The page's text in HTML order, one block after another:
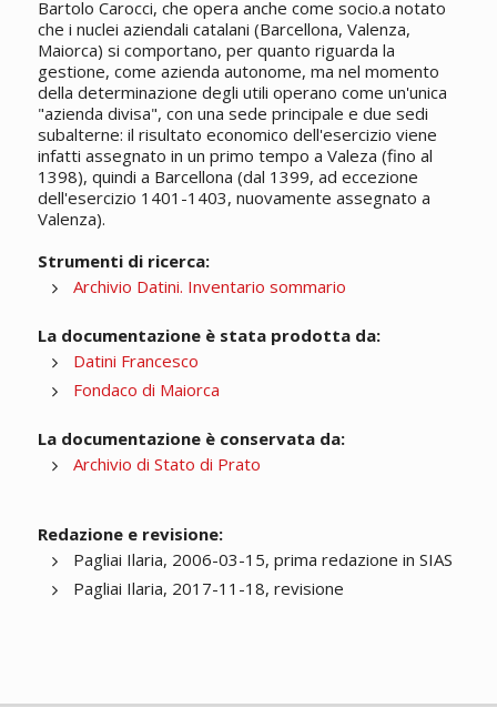
Bartolo Carocci, che opera anche come socio.a notato
che i nuclei aziendali catalani (Barcellona, Valenza,
Maiorca) si comportano, per quanto riguarda la
gestione, come azienda autonome, ma nel momento
della determinazione degli utili operano come un'unica
"azienda divisa", con una sede principale e due sedi
subalterne: il risultato economico dell'esercizio viene
infatti assegnato in un primo tempo a Valeza (fino al
1398), quindi a Barcellona (dal 1399, ad eccezione
dell'esercizio 1401-1403, nuovamente assegnato a
Valenza).
Strumenti di ricerca:
Archivio Datini. Inventario sommario
La documentazione è stata prodotta da:
Datini Francesco
Fondaco di Maiorca
La documentazione è conservata da:
Archivio di Stato di Prato
Redazione e revisione:
Pagliai Ilaria, 2006-03-15, prima redazione in SIAS
Pagliai Ilaria, 2017-11-18, revisione